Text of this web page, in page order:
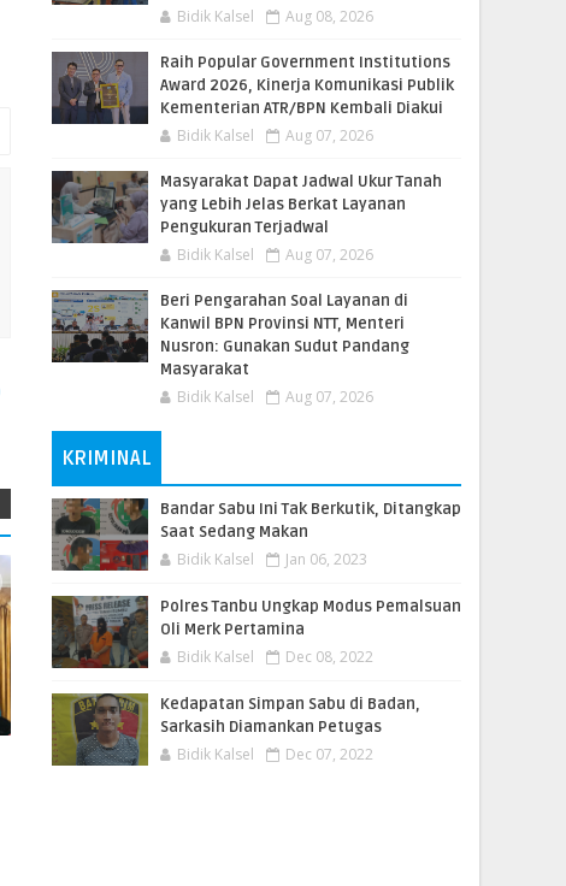
Bidik Kalsel Aug 08, 2026
Raih Popular Government Institutions
Award 2026, Kinerja Komunikasi Publik
Kementerian ATR/BPN Kembali Diakui
Bidik Kalsel Aug 07, 2026
Masyarakat Dapat Jadwal Ukur Tanah
yang Lebih Jelas Berkat Layanan
Pengukuran Terjadwal
Bidik Kalsel Aug 07, 2026
Beri Pengarahan Soal Layanan di
Kanwil BPN Provinsi NTT, Menteri
Nusron: Gunakan Sudut Pandang
Masyarakat
Bidik Kalsel Aug 07, 2026
KRIMINAL
Bandar Sabu Ini Tak Berkutik, Ditangkap
Saat Sedang Makan
Bidik Kalsel Jan 06, 2023
Polres Tanbu Ungkap Modus Pemalsuan
Oli Merk Pertamina
Bidik Kalsel Dec 08, 2022
Kedapatan Simpan Sabu di Badan,
Sarkasih Diamankan Petugas
Bidik Kalsel Dec 07, 2022